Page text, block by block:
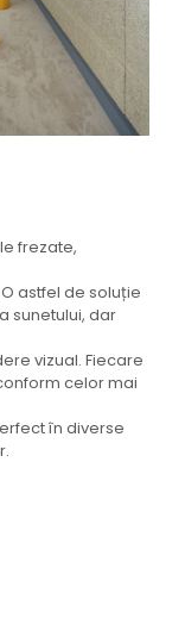
frezate,
astfel de soluție
sunetului, dar
vizual. Fiecare
celor mai
în diverse